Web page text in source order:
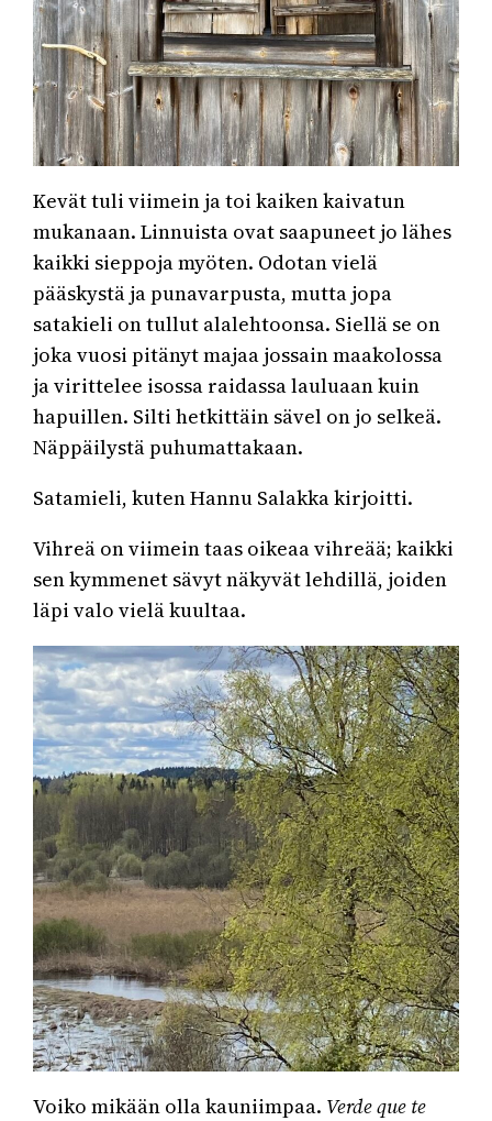
Kevät tuli viimein ja toi kaiken kaivatun
mukanaan. Linnuista ovat saapuneet jo lähes
kaikki sieppoja myöten. Odotan vielä
pääskystä ja punavarpusta, mutta jopa
satakieli on tullut alalehtoonsa. Siellä se on
joka vuosi pitänyt majaa jossain maakolossa
ja virittelee isossa raidassa lauluaan kuin
hapuillen. Silti hetkittäin sävel on jo selkeä.
Näppäilystä puhumattakaan.
Satamieli, kuten Hannu Salakka kirjoitti.
Vihreä on viimein taas oikeaa vihreää; kaikki
sen kymmenet sävyt näkyvät lehdillä, joiden
läpi valo vielä kuultaa.
Voiko mikään olla kauniimpaa. Verde que te